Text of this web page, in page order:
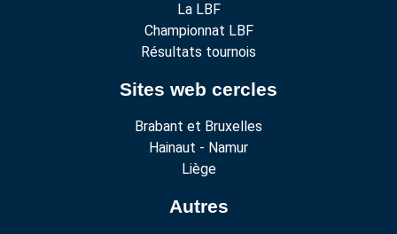
La LBF
Championnat LBF
Résultats tournois
Sites web cercles
Brabant et Bruxelles
Hainaut - Namur
Liège
Autres